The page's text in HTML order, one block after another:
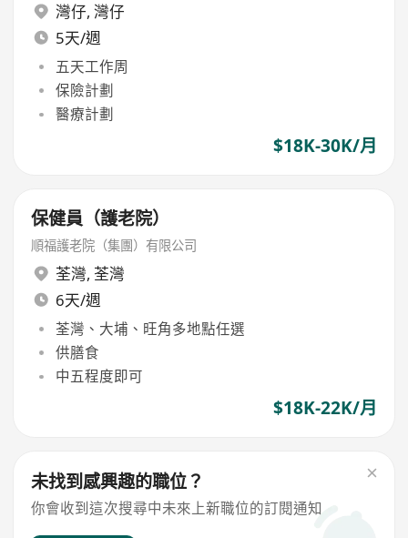
灣仔, 灣仔
5天/週
五天工作周
保險計劃
醫療計劃
$18K-30K/月
保健員（護老院）
順福護老院（集團）有限公司
荃灣, 荃灣
6天/週
荃灣、大埔、旺角多地點任選
供膳食
中五程度即可
$18K-22K/月
未找到感興趣的職位？
你會收到這次搜尋中未來上新職位的訂閱通知